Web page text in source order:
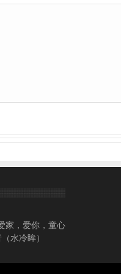
家，爱你，童心
水冷眸）